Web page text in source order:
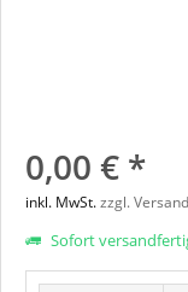
0,00 € *
inkl. MwSt.zzgl.
Sofort